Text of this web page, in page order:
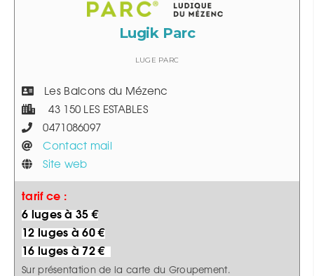
Lugik Parc
LUGE PARC
Les Balcons du Mézenc
43 150 LES ESTABLES
0471086097
Contact mail
Site web
tarif ce :
6 luges à 35 €
12 luges à 60 €
16 luges à 72 €
Sur présentation de la carte du Groupement.